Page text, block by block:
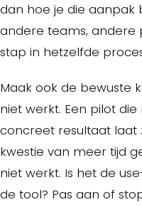
dan hoe je die aanpak
andere teams, andere
stap in hetzelfde
Maak ook de bewuste
niet werkt. Een pilot
concreet resultaat laat
kwestie van meer tijd
niet werkt. Is het de
de tool? Pas aan of